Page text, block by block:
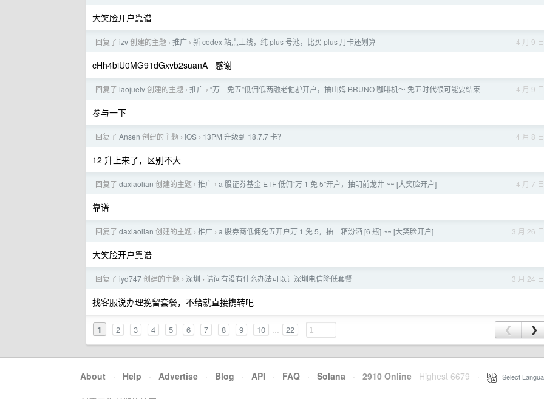
大笑脸开户靠谱
4 月 9 日
回复了 izv创建的主题 › 推广 › 新 codex 站点上线，纯 plus 号池，比买 plus 月卡还划算
cHh4biU0MG91dGxvb2suanA= 感谢
4 月 9 日
回复了 laojuelv创建的主题 › 推广 › “万一免五”低佣低两融老倔驴开户，抽山姆 BRUNO 咖啡机～ 免五时代很可能要结束
参与一下
4 月 8 日
回复了 Ansen 创建的主题 › iOS › 13PM 升级到 18.7.7 卡？
12 升上来了，区别不大
4 月 7 日
回复了 daxiaolian 创建的主题 › 推广 › a 股证券基金 ETF 低佣“万 1 免 5”开户，抽明前龙井 ~~ [大笑脸开户]
靠谱
3 月 26 日
回复了 daxiaolian 创建的主题 › 推广 › a 股券商低佣免五开户万 1 免 5，抽一箱汾酒 [6 瓶] ~~ [大笑脸开户]
大笑脸开户靠谱
3 月 24 日
回复了 iyd747创建的主题 › 深圳 › 请问有没有什么办法可以让深圳电信降低套餐
找客服说办理挽留套餐，不给就直接携转吧
1 2 3 4 5 6 7 8 9 10 ... 22 ❮ ❯
About · Help · Advertise · Blog · API · FAQ · Solana · 2910 Online Highest 6679 Select